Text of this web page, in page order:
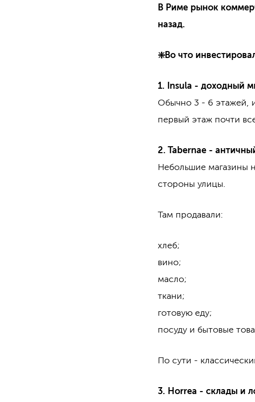
В Риме рынок
назад.
❇️Во что
1. Insula - доходный
Обычно 3 - 6 этажей,
первый этаж почти
2. Tabernae -
Небольшие магазины
стороны улицы.
Там продавали:
хлеб;
вино;
масло;
ткани;
готовую еду;
посуду и бытовые
По сути -
3. Horrea - склады и